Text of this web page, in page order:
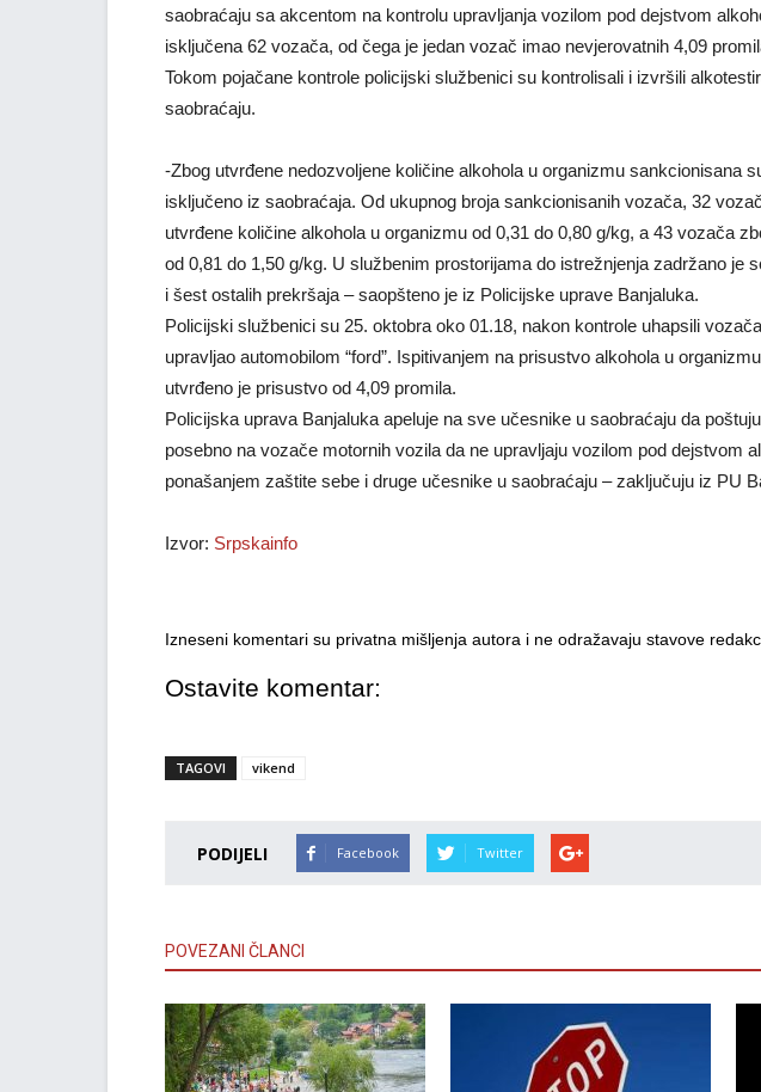
saobraćaju sa akcentom na kontrolu upravljanja vozilom pod dejstvom
isključena 62 vozača, od čega je jedan vozač imao nevjerovatnih 4,09
Tokom pojačane kontrole policijski službenici su kontrolisali i izvršili
saobraćaju.
-Zbog utvrđene nedozvoljene količine alkohola u organizmu sankcionisana
isključeno iz saobraćaja. Od ukupnog broja sankcionisanih vozača, 32
utvrđene količine alkohola u organizmu od 0,31 do 0,80 g/kg, a 43 vozača
od 0,81 do 1,50 g/kg. U službenim prostorijama do istrežnjenja zadržano je
i šest ostalih prekršaja – saopšteno je iz Policijske uprave Banjaluka.
Policijski službenici su 25. oktobra oko 01.18, nakon kontrole uhapsili
upravljao automobilom “ford”. Ispitivanjem na prisustvo alkohola u
utvrđeno je prisustvo od 4,09 promila.
Policijska uprava Banjaluka apeluje na sve učesnike u saobraćaju da
posebno na vozače motornih vozila da ne upravljaju vozilom pod dejstvom
ponašanjem zaštite sebe i druge učesnike u saobraćaju – zaključuju iz PU
Izvor: Srpskainfo
Izneseni komentari su privatna mišljenja autora i ne odražavaju stavove
Ostavite komentar:
TAGOVI vikend
PODIJELI Facebook Twitter
POVEZANI ČLANCI